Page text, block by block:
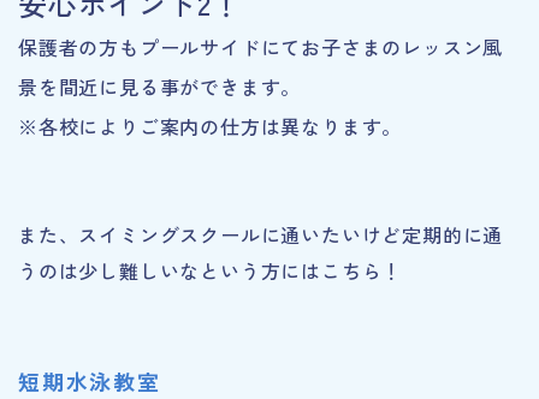
保護者の方もプールサイドにてお子さまのレッスン風
景を間近に見る事ができます。
※各校によりご案内の仕方は異なります。
また、スイミングスクールに通いたいけど定期的に通
うのは少し難しいなという方にはこちら！
短期水泳教室